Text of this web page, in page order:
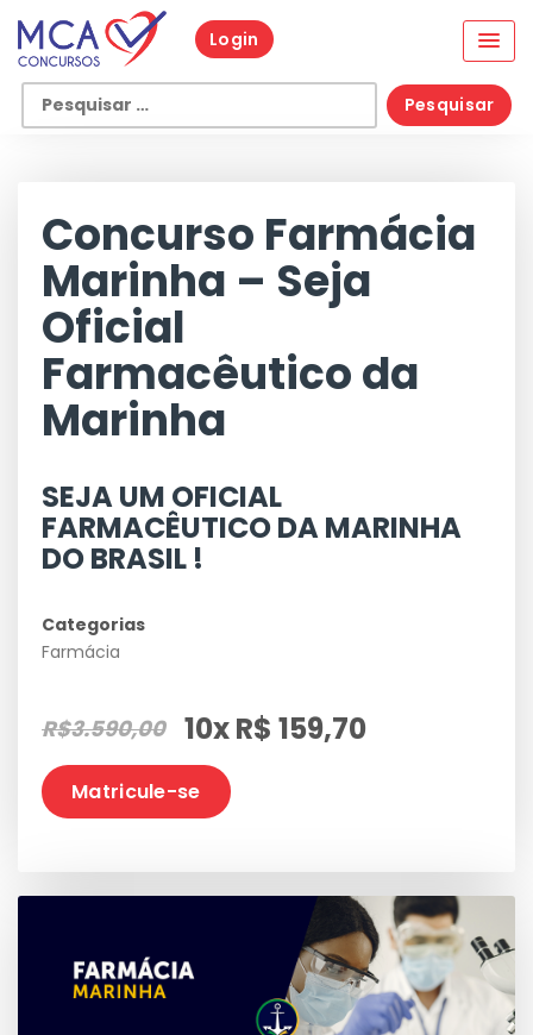
Skip
to
content
Login
Pesquisar
por:
Concurso Farmácia
Marinha – Seja
Oficial
Farmacêutico da
Marinha
SEJA UM OFICIAL
FARMACÊUTICO DA MARINHA
DO BRASIL !
Categorias
Farmácia
R$3.590,00 10x R$ 159,70
Matricule-se